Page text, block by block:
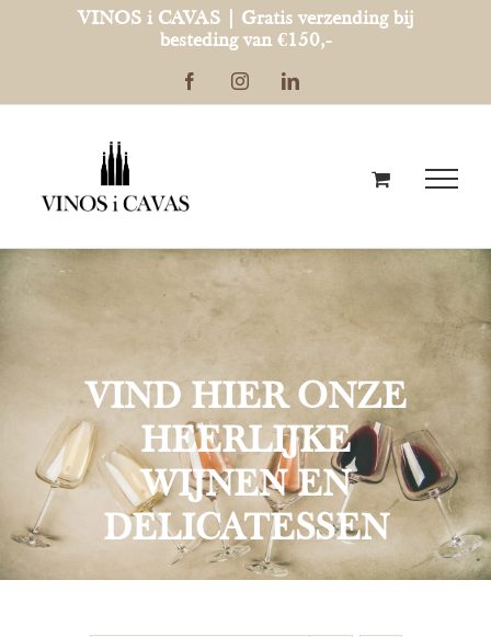
VINOS i CAVAS | Gratis verzending bij
besteding van €150,-
FacebookInstagramLinkedIn
VIND HIER ONZE
HEERLIJKE
WIJNEN EN
DELICATESSEN